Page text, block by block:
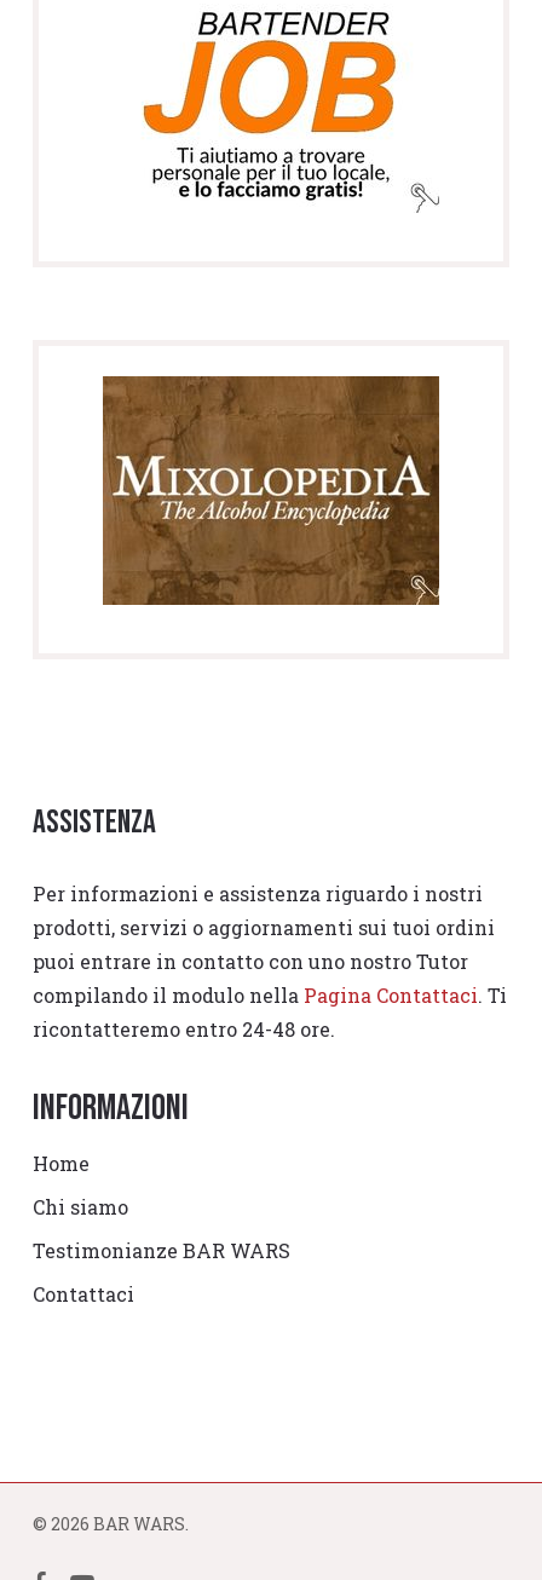
Assistenza
Per informazioni e assistenza riguardo i nostri
prodotti, servizi o aggiornamenti sui tuoi ordini
puoi entrare in contatto con uno nostro Tutor
compilando il modulo nella Pagina Contattaci. Ti
ricontatteremo entro 24-48 ore.
Informazioni
Home
Chi siamo
Testimonianze BAR WARS
Contattaci
© 2026 BAR WARS.